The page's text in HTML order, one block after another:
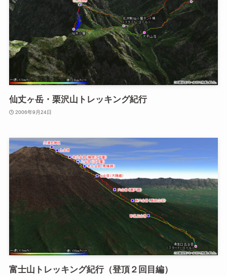
仙丈ヶ岳・栗沢山トレッキング紀行
2006年9月24日
富士山トレッキング紀行（登頂２回目編）